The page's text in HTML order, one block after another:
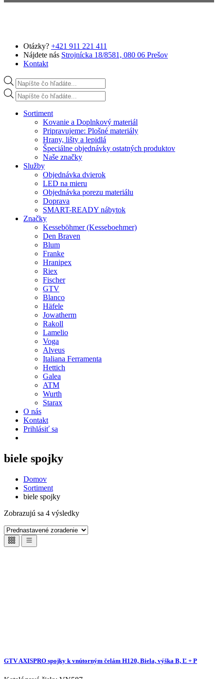
Otázky? +421 911 221 411
Nájdete nás Strojnícka 18/8581, 080 06 Prešov
Kontakt
Products search
Products search
Sortiment
Kovanie a Doplnkový materiál
Pripravujeme: Plošné materiály
Hrany, lišty a lepidlá
Špeciálne objednávky ostatných produktov
Naše značky
Služby
Objednávka dvierok
LED na mieru
Objednávka porezu materiálu
Doprava
SMART-READY nábytok
Značky
Kesseböhmer (Kesseboehmer)
Den Braven
Blum
Franke
Hranipex
Riex
Fischer
GTV
Blanco
Häfele
Jowatherm
Rakoll
Lamelio
Voga
Alveus
Italiana Ferramenta
Hettich
Galea
ATM
Wurth
Starax
O nás
Kontakt
Prihlásiť sa
biele spojky
Domov
Sortiment
biele spojky
Zobrazujú sa 4 výsledky
GTV AXISPRO spojky k vnútorným čelám H120, Biela, výška B, Ľ + P